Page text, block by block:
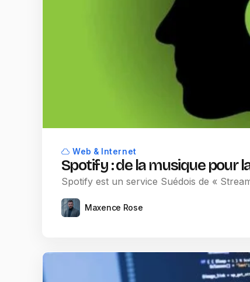
Web & Internet
Spotify : de la musique pour
Spotify est un service Suédois de «
Maxence Rose